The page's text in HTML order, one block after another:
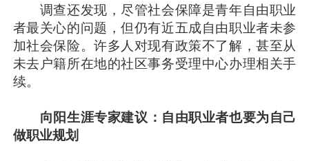
调查还发现，尽管社会保障是青年自由职业
者最关心的问题，但仍有近五成自由职业者未参
加社会保险。许多人对现有政策不了解，甚至从
未去户籍所在地的社区事务受理中心办理相关手
续。
向阳生涯专家建议：自由职业者也要为自己
做职业规划